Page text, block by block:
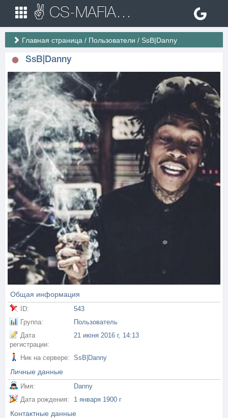
✌ CS-MAFIA.RU ✌ Игровые сервера Counter Strike 1.6
Главная страница / Пользователи / SsB|Danny
SsB|Danny
Общая информация
ID:
543
Группа:
Пользователь
Дата
регистрации:
21 июня 2016 г, 14:13
Ник на сервере: SsB|Danny
Личные данные
Имя:
Danny
Дата рождения:
1 января 1900 г
Контактные данные